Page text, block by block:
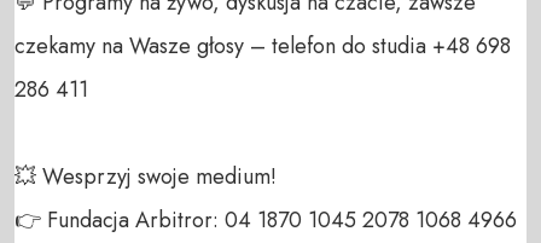
czekamy na Wasze głosy – telefon do studia +48 698
286 411
💥 Wesprzyj swoje medium!
👉 Fundacja Arbitror: 04 1870 1045 2078 1068 4966